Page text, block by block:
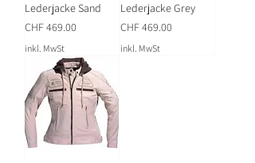
Lederjacke Sand
Preis
CHF 469.00
inkl. MwSt
Lederjacke Grey
Preis
CHF 469.00
inkl. MwSt